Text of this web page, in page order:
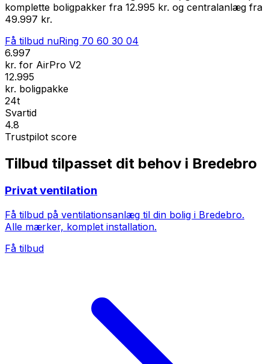
komplette boligpakker fra 12.995 kr. og centralanlæg fra
49.997 kr.
Få tilbud nuRing 70 60 30 04
6.997
kr. for AirPro V2
12.995
kr. boligpakke
24t
Svartid
4.8
Trustpilot score
Tilbud tilpasset dit behov i Bredebro
Privat ventilation
Få tilbud på ventilationsanlæg til din bolig i Bredebro.
Alle mærker, komplet installation.
Få tilbud